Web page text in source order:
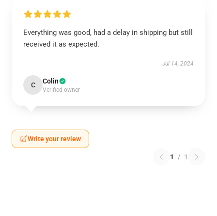
Everything was good, had a delay in shipping but still
received it as expected.
Jul 14, 2024
C Colin
Verified owner
Write your review
1 / 1